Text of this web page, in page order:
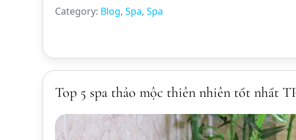
Category: Blog, Spa, Spa
Top 5 spa thảo mộc thiên nhiên tốt nhất